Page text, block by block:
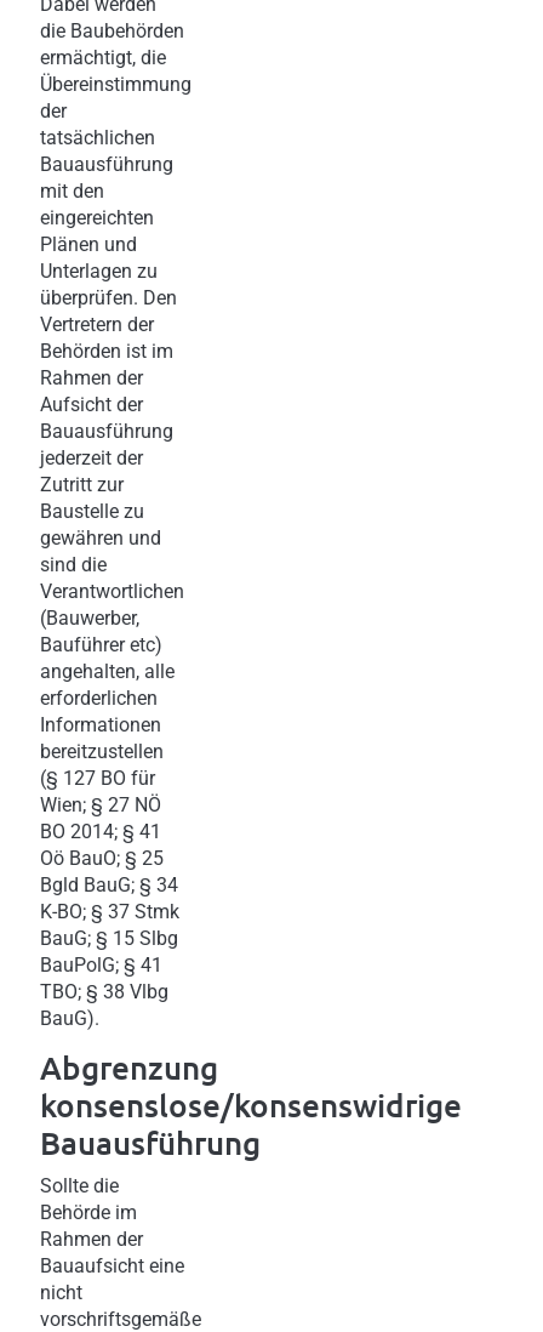
die Baubehörden
ermächtigt, die
Übereinstimmung
der
tatsächlichen
Bauausführung
mit den
eingereichten
Plänen und
Unterlagen zu
überprüfen. Den
Vertretern der
Behörden ist im
Rahmen der
Aufsicht der
Bauausführung
jederzeit der
Zutritt zur
Baustelle zu
gewähren und
sind die
Verantwortlichen
(Bauwerber,
Bauführer etc)
angehalten, alle
erforderlichen
Informationen
bereitzustellen
(§ 127 BO für
Wien; § 27 NÖ
BO 2014; § 41
Oö BauO; § 25
Bgld BauG; § 34
K-BO; § 37 Stmk
BauG; § 15 Slbg
BauPolG; § 41
TBO; § 38 Vlbg
BauG).
Abgrenzung
konsenslose/konsenswidrige
Bauausführung
Sollte die
Behörde im
Rahmen der
Bauaufsicht eine
nicht
vorschriftsgemäße